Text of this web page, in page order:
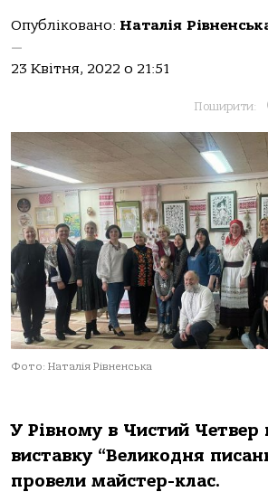
Опубліковано: Наталія
—
23 Квітня, 2022 о 21:51
Поширити:
Фото: Наталія Рівненська
У Рівному в Чистий Четвер
виставку “Великодня
провели майстер-клас.